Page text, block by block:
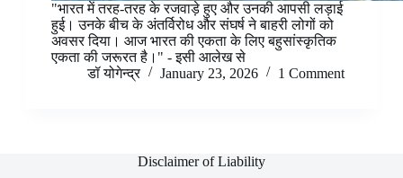
"भारत में तरह-तरह के रजवाड़े हुए और उनकी आपसी लड़ाई
हुई। उनके बीच के अंतर्विरोध और संघर्ष ने बाहरी लोगों को
अवसर दिया। आज भारत की एकता के लिए बहुसांस्कृतिक
एकता की जरूरत है।" - इसी आलेख से
डॉ योगेन्द्र
January 23, 2026 1 Comment
Disclaimer of Liability